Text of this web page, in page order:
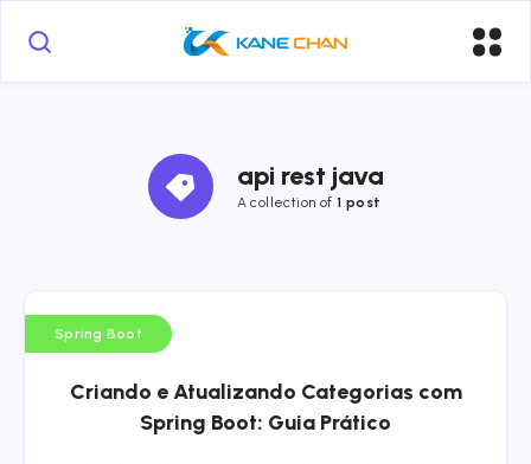
api rest java
A collection of 1 post
Spring Boot
Criando e Atualizando Categorias com
Spring Boot: Guia Prático